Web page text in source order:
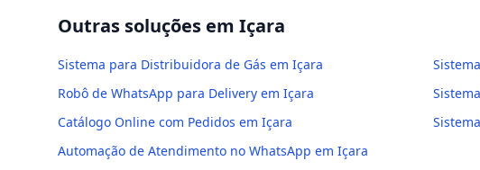
Outras soluções em Içara
Sistema para Distribuidora de Gás em Içara
Robô de WhatsApp para Delivery em Içara
Catálogo Online com Pedidos em Içara
Automação de Atendimento no WhatsApp em Içara